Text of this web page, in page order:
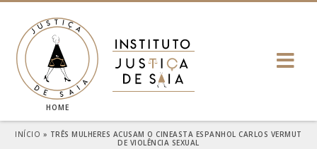
HOME
INÍCIO » TRÊS MULHERES ACUSAM O CINEASTA ESPANHOL CARLOS VERMUT
DE VIOLÊNCIA SEXUAL